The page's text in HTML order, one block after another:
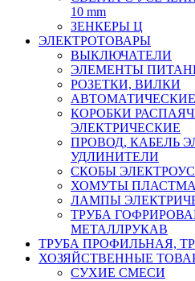
10 mm
ЗЕНКЕРЫ Ц
ЭЛЕКТРОТОВАРЫ
ВЫКЛЮЧАТЕЛИ
ЭЛЕМЕНТЫ
РОЗЕТКИ, ВИЛКИ
КОРОБКИ
ЭЛЕКТРИЧЕСКИЕ
ПРОВОД, КАБЕЛЬ
УДЛИНИТЕЛИ
СКОБЫ
ХОМУТЫ
ЛАМПЫ
ТРУБА
МЕТАЛЛРУКАВ
ТРУБА ПРОФИЛЬНАЯ,
ХОЗЯЙСТВЕННЫЕ
СУХИЕ СМЕСИ